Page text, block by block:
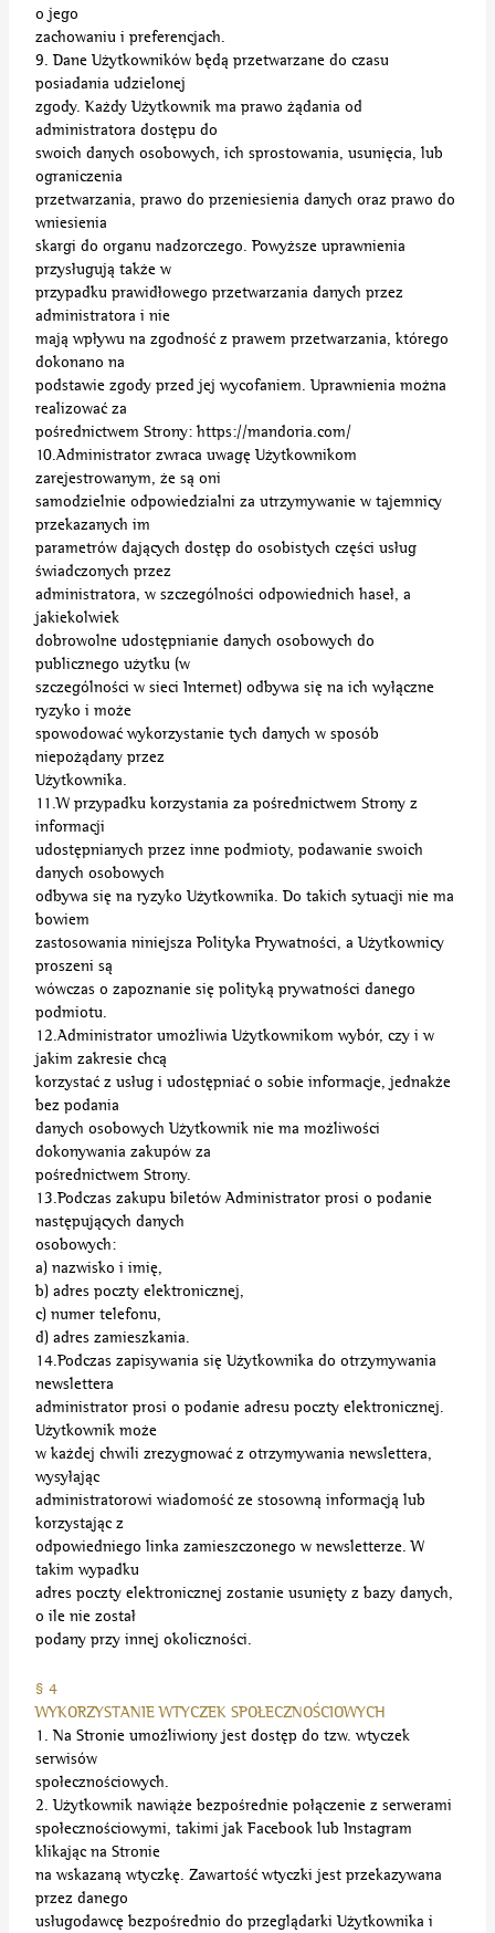
o jego
zachowaniu i preferencjach.
9. Dane Użytkowników będą przetwarzane do czasu
posiadania udzielonej
zgody. Każdy Użytkownik ma prawo żądania od
administratora dostępu do
swoich danych osobowych, ich sprostowania, usunięcia, lub
ograniczenia
przetwarzania, prawo do przeniesienia danych oraz prawo do
wniesienia
skargi do organu nadzorczego. Powyższe uprawnienia
przysługują także w
przypadku prawidłowego przetwarzania danych przez
administratora i nie
mają wpływu na zgodność z prawem przetwarzania, którego
dokonano na
podstawie zgody przed jej wycofaniem. Uprawnienia można
realizować za
pośrednictwem Strony: https://mandoria.com/
10.Administrator zwraca uwagę Użytkownikom
zarejestrowanym, że są oni
samodzielnie odpowiedzialni za utrzymywanie w tajemnicy
przekazanych im
parametrów dających dostęp do osobistych części usług
świadczonych przez
administratora, w szczególności odpowiednich haseł, a
jakiekolwiek
dobrowolne udostępnianie danych osobowych do
publicznego użytku (w
szczególności w sieci Internet) odbywa się na ich wyłączne
ryzyko i może
spowodować wykorzystanie tych danych w sposób
niepożądany przez
Użytkownika.
11.W przypadku korzystania za pośrednictwem Strony z
informacji
udostępnianych przez inne podmioty, podawanie swoich
danych osobowych
odbywa się na ryzyko Użytkownika. Do takich sytuacji nie ma
bowiem
zastosowania niniejsza Polityka Prywatności, a Użytkownicy
proszeni są
wówczas o zapoznanie się polityką prywatności danego
podmiotu.
12.Administrator umożliwia Użytkownikom wybór, czy i w
jakim zakresie chcą
korzystać z usług i udostępniać o sobie informacje, jednakże
bez podania
danych osobowych Użytkownik nie ma możliwości
dokonywania zakupów za
pośrednictwem Strony.
13.Podczas zakupu biletów Administrator prosi o podanie
następujących danych
osobowych:
a) nazwisko i imię,
b) adres poczty elektronicznej,
c) numer telefonu,
d) adres zamieszkania.
14.Podczas zapisywania się Użytkownika do otrzymywania
newslettera
administrator prosi o podanie adresu poczty elektronicznej.
Użytkownik może
w każdej chwili zrezygnować z otrzymywania newslettera,
wysyłając
administratorowi wiadomość ze stosowną informacją lub
korzystając z
odpowiedniego linka zamieszczonego w newsletterze. W
takim wypadku
adres poczty elektronicznej zostanie usunięty z bazy danych,
o ile nie został
podany przy innej okoliczności.
§ 4
WYKORZYSTANIE WTYCZEK SPOŁECZNOŚCIOWYCH
1. Na Stronie umożliwiony jest dostęp do tzw. wtyczek
serwisów
społecznościowych.
2. Użytkownik nawiąże bezpośrednie połączenie z serwerami
społecznościowymi, takimi jak Facebook lub Instagram
klikając na Stronie
na wskazaną wtyczkę. Zawartość wtyczki jest przekazywana
przez danego
usługodawcę bezpośrednio do przeglądarki Użytkownika i